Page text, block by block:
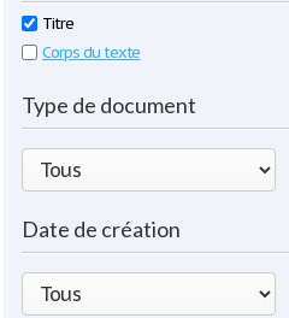
Titre
Corps du texte
Type de document
Date de création